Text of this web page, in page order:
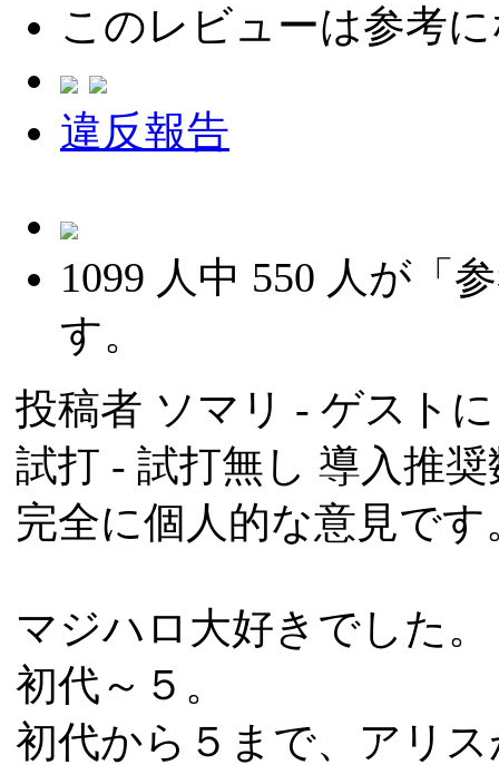
このレビューは参考
違反報告
1099 人中 550 人が「
す。
投稿者 ソマリ - ゲスト
試打 - 試打無し 導入推
完全に個人的な意見です
マジハロ大好きでした。
初代～５。
初代から５まで、アリ